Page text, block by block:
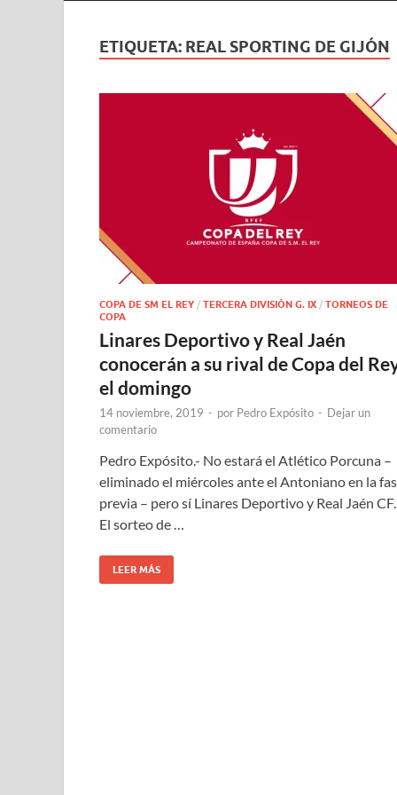
ETIQUETA: REAL SPORTING DE GIJÓN
COPA DE SM EL REY / TERCERA DIVISIÓN G. IX / TORNEOS DE
COPA
Linares Deportivo y Real Jaén
conocerán a su rival de Copa del
el domingo
14 noviembre, 2019 - por Pedro Expósito - Dejar un
comentario
Pedro Expósito.- No estará el Atlético Porcuna –
eliminado el miércoles ante el Antoniano en la
previa – pero sí Linares Deportivo y Real Jaén CF.
El sorteo de …
LEER MÁS